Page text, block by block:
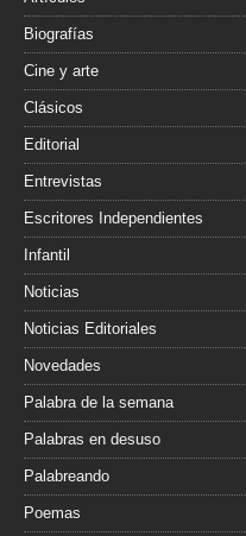
Biografías
Cine y arte
Clásicos
Editorial
Entrevistas
Escritores Independientes
Infantil
Noticias
Noticias Editoriales
Novedades
Palabra de la semana
Palabras en desuso
Palabreando
Poemas